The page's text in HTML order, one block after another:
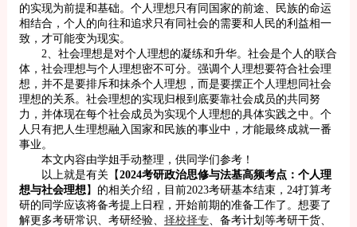
的实现为前提和基础。个人理想只有同国家的前途、民族的命运
相结合，个人的向往和追求只有同社会的需要和人民的利益相一
致，才可能变为现实。
2、社会理想是对个人理想的凝练和升华。社会是个人的联合
体，社会理想与个人理想密不可分。强调个人理想要符合社会理
想，并不是要排斥和抹杀个人理想，而是要摆正个人理想同社会
理想的关系。社会理想的实现归根到底要靠社会成员的共同努
力，并体现在每个社会成员为实现个人理想的具体实践之中。个
人只有把人生理想融入国家和民族的事业中，才能最终成就一番
事业。
本文内容由学姐手动整理，供同学们参考！
以上就是有关【2024考研政治思修与法基高频考点：个人理
想与社会理想】的相关介绍，目前2023考研基本结束，24打算考
研的同学应该将备考提上日程，开始前期的准备工作了。想要了
解更多考研常识、考研经验、 择校择专、备考计划等考研干货、